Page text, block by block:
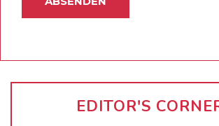
EDITOR'S